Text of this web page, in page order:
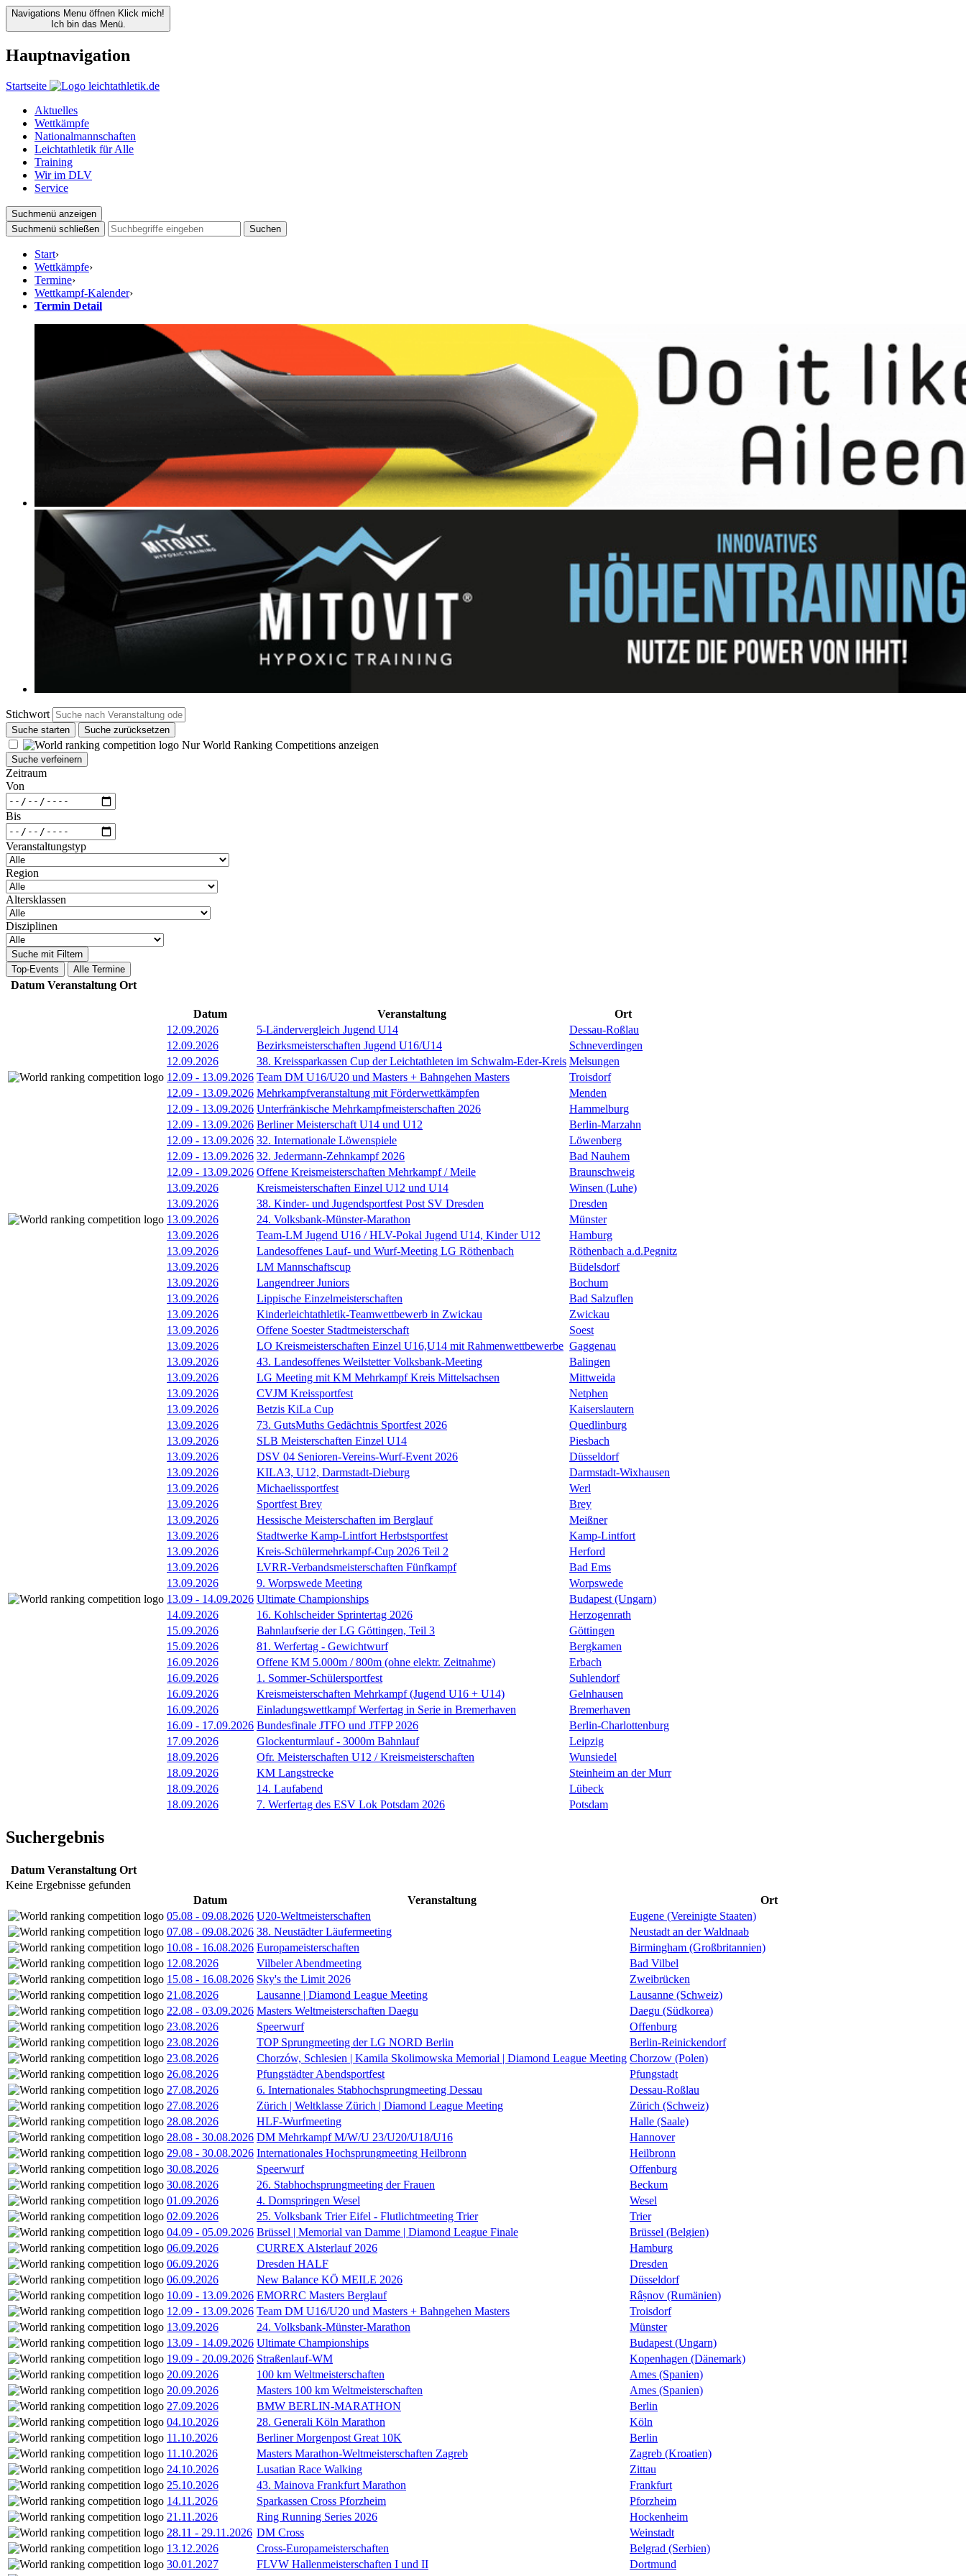
Navigations Menu öffnen Klick mich!
Ich bin das Menü.
Hauptnavigation
Startseite
Aktuelles
Wettkämpfe
Nationalmannschaften
Leichtathletik für Alle
Training
Wir im DLV
Service
Suchmenü anzeigen
Suchmenü schließen
Suchen
Start›
Wettkämpfe›
Termine›
Wettkampf-Kalender›
Termin Detail
Stichwort
Suche starten Suche zurücksetzen
Nur World Ranking Competitions anzeigen
Suche verfeinern
Zeitraum
Von
Bis
Veranstaltungstyp
Region
Altersklassen
Disziplinen
Suche mit Filtern
Top-Events
Alle Termine
Datum Veranstaltung Ort
Datum Veranstaltung
Ort
12.09.2026
5-Ländervergleich Jugend U14
Dessau-Roßlau
12.09.2026
Bezirksmeisterschaften Jugend U16/U14
Schneverdingen
12.09.2026
38. Kreissparkassen Cup der Leichtathleten im Schwalm-Eder-Kreis Melsungen
12.09 - 13.09.2026 Team DM U16/U20 und Masters + Bahngehen Masters
Troisdorf
12.09 - 13.09.2026 Mehrkampfveranstaltung mit Förderwettkämpfen
Menden
12.09 - 13.09.2026 Unterfränkische Mehrkampfmeisterschaften 2026
Hammelburg
12.09 - 13.09.2026 Berliner Meisterschaft U14 und U12
Berlin-Marzahn
12.09 - 13.09.2026 32. Internationale Löwenspiele
Löwenberg
12.09 - 13.09.2026 32. Jedermann-Zehnkampf 2026
Bad Nauhem
12.09 - 13.09.2026 Offene Kreismeisterschaften Mehrkampf / Meile
Braunschweig
13.09.2026
Kreismeisterschaften Einzel U12 und U14
Winsen (Luhe)
13.09.2026
38. Kinder- und Jugendsportfest Post SV Dresden
Dresden
13.09.2026
24. Volksbank-Münster-Marathon
Münster
13.09.2026
Team-LM Jugend U16 / HLV-Pokal Jugend U14, Kinder U12
Hamburg
13.09.2026
Landesoffenes Lauf- und Wurf-Meeting LG Röthenbach
Röthenbach a.d.Pegnitz
13.09.2026
LM Mannschaftscup
Büdelsdorf
13.09.2026
Langendreer Juniors
Bochum
13.09.2026
Lippische Einzelmeisterschaften
Bad Salzuflen
13.09.2026
Kinderleichtathletik-Teamwettbewerb in Zwickau
Zwickau
13.09.2026
Offene Soester Stadtmeisterschaft
Soest
13.09.2026
LO Kreismeisterschaften Einzel U16,U14 mit Rahmenwettbewerbe Gaggenau
13.09.2026
43. Landesoffenes Weilstetter Volksbank-Meeting
Balingen
13.09.2026
LG Meeting mit KM Mehrkampf Kreis Mittelsachsen
Mittweida
13.09.2026
CVJM Kreissportfest
Netphen
13.09.2026
Betzis KiLa Cup
Kaiserslautern
13.09.2026
73. GutsMuths Gedächtnis Sportfest 2026
Quedlinburg
13.09.2026
SLB Meisterschaften Einzel U14
Piesbach
13.09.2026
DSV 04 Senioren-Vereins-Wurf-Event 2026
Düsseldorf
13.09.2026
KILA3, U12, Darmstadt-Dieburg
Darmstadt-Wixhausen
13.09.2026
Michaelissportfest
Werl
13.09.2026
Sportfest Brey
Brey
13.09.2026
Hessische Meisterschaften im Berglauf
Meißner
13.09.2026
Stadtwerke Kamp-Lintfort Herbstsportfest
Kamp-Lintfort
13.09.2026
Kreis-Schülermehrkampf-Cup 2026 Teil 2
Herford
13.09.2026
LVRR-Verbandsmeisterschaften Fünfkampf
Bad Ems
13.09.2026
9. Worpswede Meeting
Worpswede
13.09 - 14.09.2026 Ultimate Championships
Budapest (Ungarn)
14.09.2026
16. Kohlscheider Sprintertag 2026
Herzogenrath
15.09.2026
Bahnlaufserie der LG Göttingen, Teil 3
Göttingen
15.09.2026
81. Werfertag - Gewichtwurf
Bergkamen
16.09.2026
Offene KM 5.000m / 800m (ohne elektr. Zeitnahme)
Erbach
16.09.2026
1. Sommer-Schülersportfest
Suhlendorf
16.09.2026
Kreismeisterschaften Mehrkampf (Jugend U16 + U14)
Gelnhausen
16.09.2026
Einladungswettkampf Werfertag in Serie in Bremerhaven
Bremerhaven
16.09 - 17.09.2026 Bundesfinale JTFO und JTFP 2026
Berlin-Charlottenburg
17.09.2026
Glockenturmlauf - 3000m Bahnlauf
Leipzig
18.09.2026
Ofr. Meisterschaften U12 / Kreismeisterschaften
Wunsiedel
18.09.2026
KM Langstrecke
Steinheim an der Murr
18.09.2026
14. Laufabend
Lübeck
18.09.2026
7. Werfertag des ESV Lok Potsdam 2026 Potsdam
Suchergebnis
Datum Veranstaltung Ort
Keine Ergebnisse gefunden
Datum
Veranstaltung
Ort
05.08 - 09.08.2026 U20-Weltmeisterschaften
Eugene (Vereinigte Staaten)
07.08 - 09.08.2026 38. Neustädter Läufermeeting
Neustadt an der Waldnaab
10.08 - 16.08.2026 Europameisterschaften
Birmingham (Großbritannien)
12.08.2026
Vilbeler Abendmeeting
Bad Vilbel
15.08 - 16.08.2026 Sky's the Limit 2026
Zweibrücken
21.08.2026
Lausanne | Diamond League Meeting
Lausanne (Schweiz)
22.08 - 03.09.2026 Masters Weltmeisterschaften Daegu
Daegu (Südkorea)
23.08.2026
Speerwurf
Offenburg
23.08.2026
TOP Sprungmeeting der LG NORD Berlin
Berlin-Reinickendorf
23.08.2026
Chorzów, Schlesien | Kamila Skolimowska Memorial | Diamond League Meeting Chorzow (Polen)
26.08.2026
Pfungstädter Abendsportfest
Pfungstadt
27.08.2026
6. Internationales Stabhochsprungmeeting Dessau
Dessau-Roßlau
27.08.2026
Zürich | Weltklasse Zürich | Diamond League Meeting
Zürich (Schweiz)
28.08.2026
HLF-Wurfmeeting
Halle (Saale)
28.08 - 30.08.2026 DM Mehrkampf M/W/U 23/U20/U18/U16
Hannover
29.08 - 30.08.2026 Internationales Hochsprungmeeting Heilbronn
Heilbronn
30.08.2026
Speerwurf
Offenburg
30.08.2026
26. Stabhochsprungmeeting der Frauen
Beckum
01.09.2026
4. Domspringen Wesel
Wesel
02.09.2026
25. Volksbank Trier Eifel - Flutlichtmeeting Trier
Trier
04.09 - 05.09.2026 Brüssel | Memorial van Damme | Diamond League Finale
Brüssel (Belgien)
06.09.2026
CURREX Alsterlauf 2026
Hamburg
06.09.2026
Dresden HALF
Dresden
06.09.2026
New Balance KÖ MEILE 2026
Düsseldorf
10.09 - 13.09.2026 EMORRC Masters Berglauf
Râșnov (Rumänien)
12.09 - 13.09.2026 Team DM U16/U20 und Masters + Bahngehen Masters
Troisdorf
13.09.2026
24. Volksbank-Münster-Marathon
Münster
13.09 - 14.09.2026 Ultimate Championships
Budapest (Ungarn)
19.09 - 20.09.2026 Straßenlauf-WM
Kopenhagen (Dänemark)
20.09.2026
100 km Weltmeisterschaften
Ames (Spanien)
20.09.2026
Masters 100 km Weltmeisterschaften
Ames (Spanien)
27.09.2026
BMW BERLIN-MARATHON
Berlin
04.10.2026
28. Generali Köln Marathon
Köln
11.10.2026
Berliner Morgenpost Great 10K
Berlin
11.10.2026
Masters Marathon-Weltmeisterschaften Zagreb
Zagreb (Kroatien)
24.10.2026
Lusatian Race Walking
Zittau
25.10.2026
43. Mainova Frankfurt Marathon
Frankfurt
14.11.2026
Sparkassen Cross Pforzheim
Pforzheim
21.11.2026
Ring Running Series 2026
Hockenheim
28.11 - 29.11.2026 DM Cross
Weinstadt
13.12.2026
Cross-Europameisterschaften
Belgrad (Serbien)
30.01.2027
FLVW Hallenmeisterschaften I und II
Dortmund